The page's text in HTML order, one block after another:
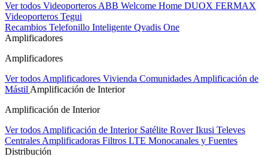
Ver todos Videoporteros ABB Welcome Home DUOX FERMAX
Videoporteros Tegui
Recambios Telefonillo Inteligente Qvadis One
Amplificadores
Amplificadores
Ver todos Amplificadores Vivienda Comunidades Amplificación de
Mástil Amplificación de Interior
Amplificación de Interior
Ver todos Amplificación de Interior Satélite RoverIkusi Televes
Centrales Amplificadoras Filtros LTE Monocanales y Fuentes
Distribución